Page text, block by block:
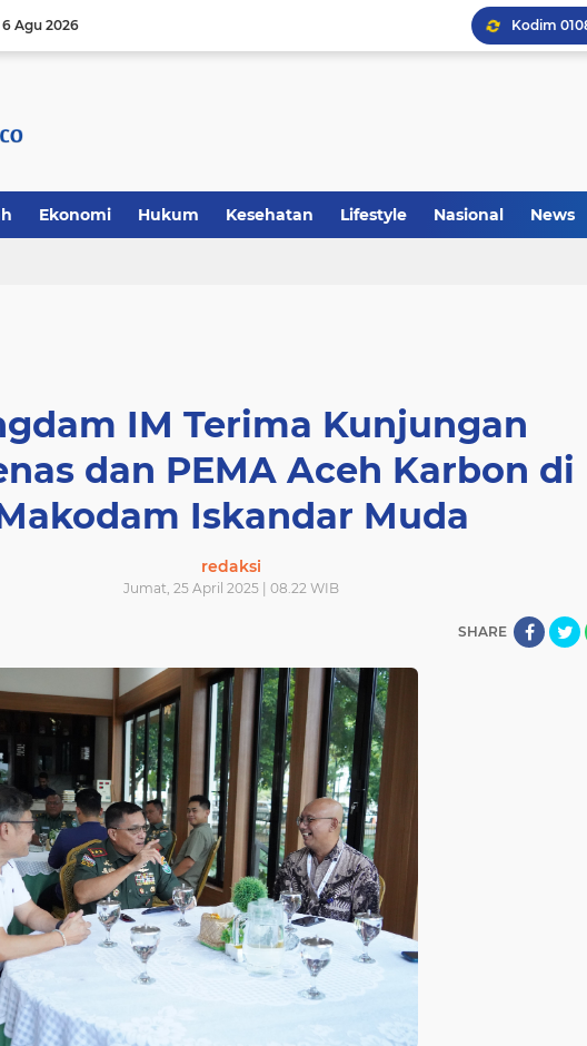
6 Agu 2026
Ekonomi Hukum Kesehatan Lifestyle Nasional News
IM Terima Kunjungan
dan PEMA Aceh Karbon di
Iskandar Muda
redaksi
Jumat, 25 April 2025 | 08.22 WIB
SHARE